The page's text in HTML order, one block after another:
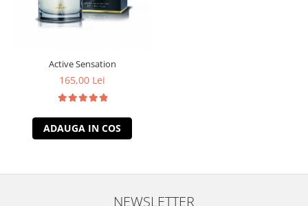
Active Sensation
165,00 Lei
ADAUGA IN COS
NEWSLETTER